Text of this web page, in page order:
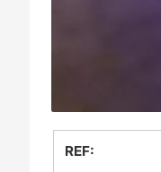
REF: